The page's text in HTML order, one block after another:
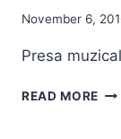
November 6,
Presa
READ MORE